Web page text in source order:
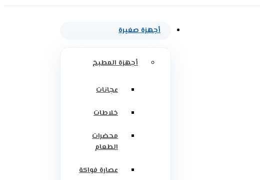
أجهزة صغيرة
أجهزة المطبخ
عجانات
خلاطات
محضرات
الطعام
عصارة فواكة